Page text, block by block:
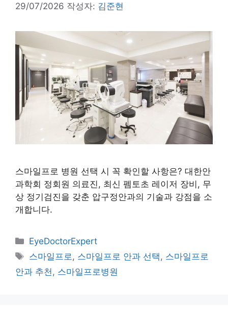
29/07/2026 작성자: 김준현
스마일프로 병원 선택 시 꼭 확인할 사항은? 대한안
과학회 정회원 의료진, 최신 펨토초 레이저 장비, 무
상 정기검진을 갖춘 압구정안과의 기술과 강점을 소
개합니다.
카
테
리
EyeDoctorExpert
태
그
스마일프로 , 스마일프로 안과 선택 , 스마일프로
안과 추천 , 스마일프로병원